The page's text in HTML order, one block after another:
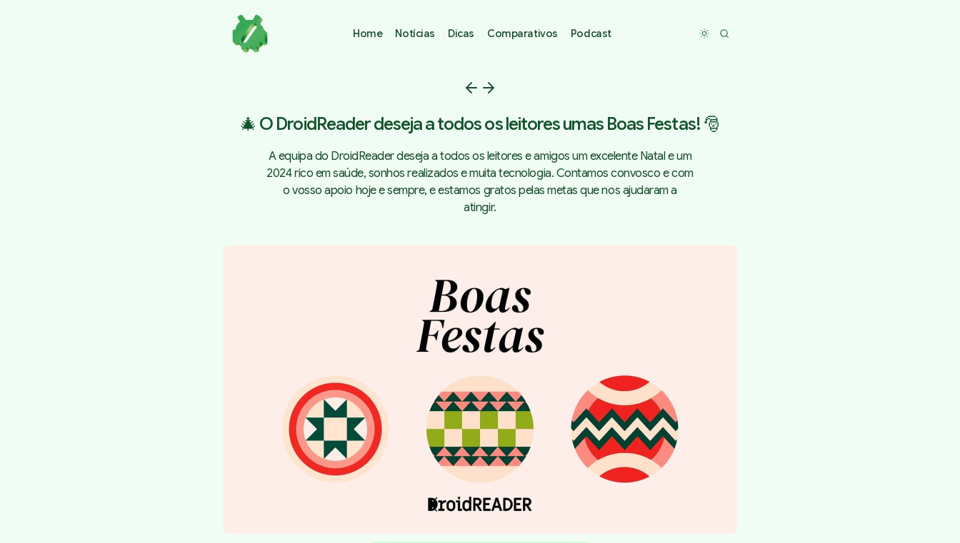
Home Notícias Dicas Comparativos Podcast Toggle dark mode
🎄 O DroidReader deseja a todos os leitores umas Boas Festas! 🎅
A equipa do DroidReader deseja a todos os leitores e amigos um excelente Natal e um
2024 rico em saúde, sonhos realizados e muita tecnologia. Contamos convosco e com
o vosso apoio hoje e sempre, e estamos gratos pelas metas que nos ajudaram a
atingir.